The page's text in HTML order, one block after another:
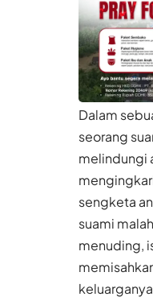
Dalam
seorang
melindungi
sengketa
suami
menuding,